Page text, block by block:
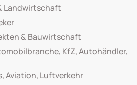
Landwirtschaft
& Bauwirtschaft
KfZ, Autohändler,
Aviation, Luftverkehr